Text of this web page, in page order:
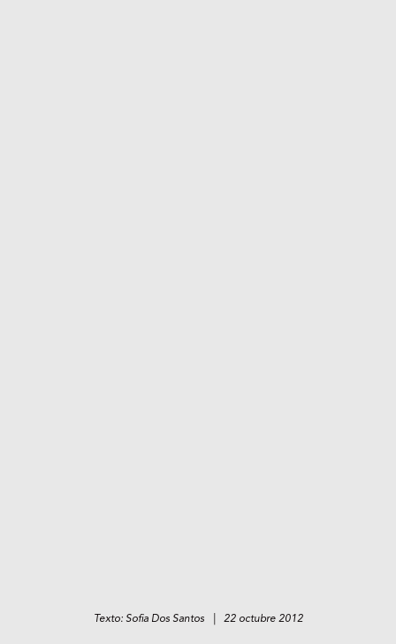
Texto: Sofia Dos Santos | 22 octubre 2012